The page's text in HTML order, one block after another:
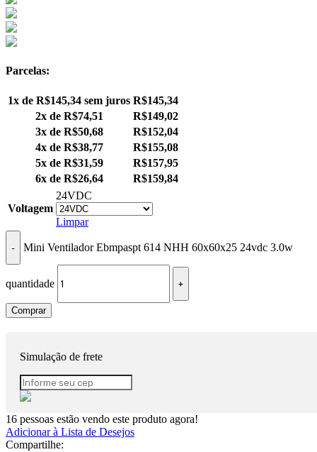
Parcelas:
1x de R$145,34 sem juros R$145,34
2x de R$74,51 R$149,02
3x de R$50,68 R$152,04
4x de R$38,77 R$155,08
5x de R$31,59 R$157,95
6x de R$26,64 R$159,84
Voltagem
24VDC
Limpar
Mini Ventilador Ebmpaspt 614 NHH 60x60x25 24vdc 3.0w
quantidade
Comprar
Simulação de frete
16 pessoas estão vendo este produto agora!
Adicionar à Lista de Desejos
Compartilhe: